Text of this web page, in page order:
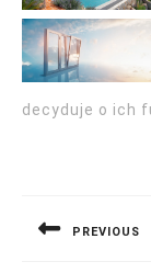
decyduje o ich
PREVIOUS